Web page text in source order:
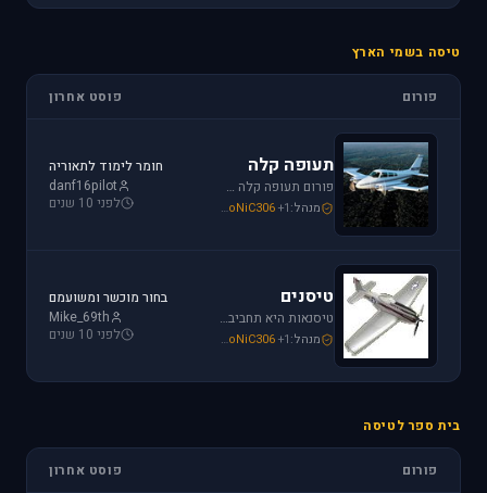
טיסה בשמי הארץ
פורום פוסט אחרון
תעופה קלה
פורום תעופה קלה מתמחה בכל האפשרויות הקיימות: טייס ליום אחד, טיסה בשמי ישראל, חברות תעופה, בתי ספר לטיסה, רשיון טייס ואפילו טיסות רומנטיות.
מנהל: loven SoNiC306+1
חומר לימוד לתאוריה
danf16pilot
לפני 10 שנים
טיסנים
טיסנאות היא תחביב יקר, בואו לקבל תמיכה ומידע על טיסנים יד שניה, חנות טיסנים, טיסנים למתחילים וכמובן לשתף את החברים בחוויות. הצטרפו לפורום טיסנים!
מנהל: Iaf_Assaf SoNiC306+1
בחור מוכשר ומשועמם
Mike_69th
לפני 10 שנים
בית ספר לטיסה
פורום פוסט אחרון